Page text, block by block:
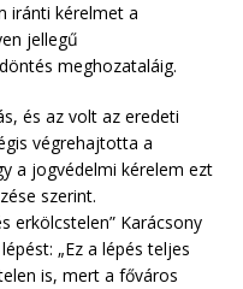
iránti kérelmet a
jellegű
meghozataláig.
és az volt az eredeti
végrehajtotta a
a jogvédelmi kérelem ezt
szerint.
erkölcstelen” Karácsony
„Ez a lépés teljes
is, mert a főváros